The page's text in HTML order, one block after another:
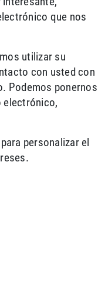
que nos
utilizar su
con usted con
Podemos ponernos
electrónico,
personalizar el